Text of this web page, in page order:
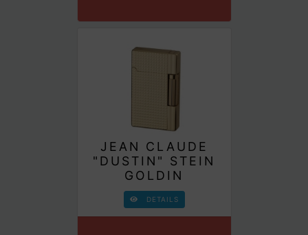
JEAN CLAUDE
"DUSTIN" STEIN
GOLDIN
DETAILS